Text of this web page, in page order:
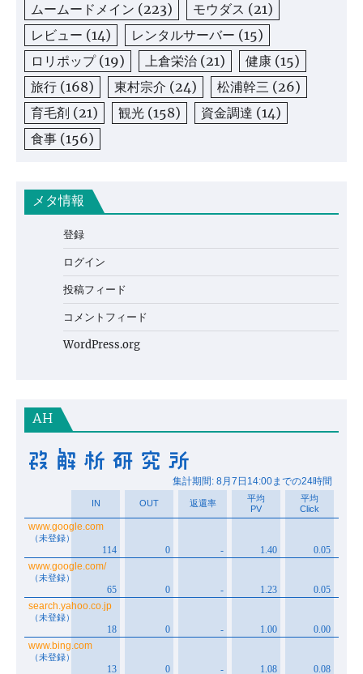
ムームードメイン (223) モウダス (21)
レビュー (14) レンタルサーバー (15)
ロリポップ(19) 上倉栄治 (21) 健康 (15)
旅行 (168) 東村宗介 (24) 松浦幹三 (26)
育毛剤 (21) 観光 (158) 資金調達 (14)
食事 (156)
メタ情報
登録
ログイン
投稿フィード
コメントフィード
WordPress.org
AH